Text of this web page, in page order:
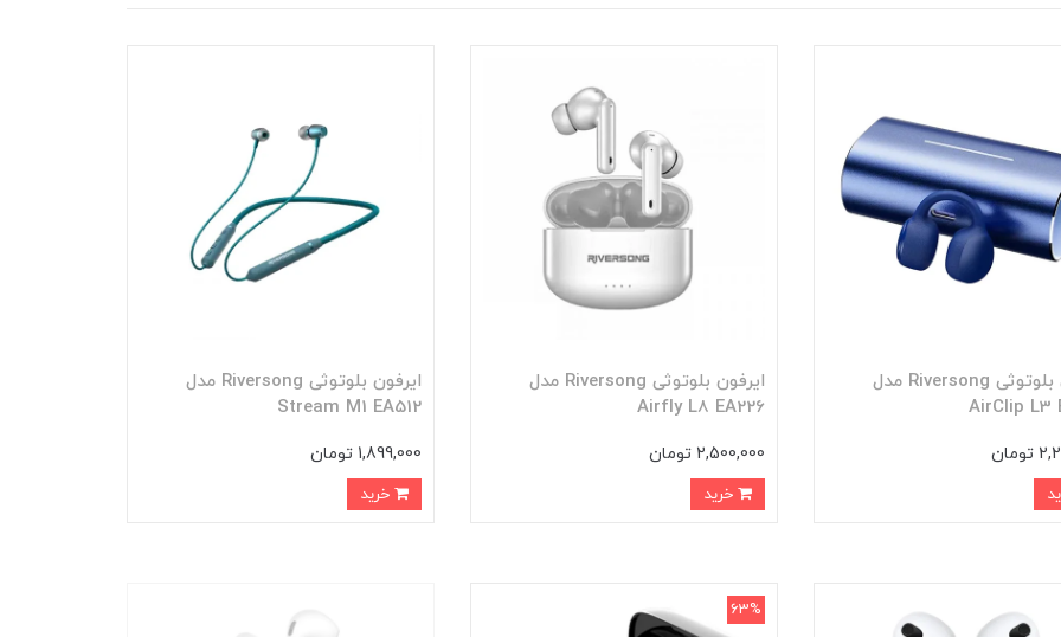
ایرفون بلوتوثی Riversong مدل
AirClip L3
ایرفون بلوتوثی Riversong مدل
Airfly L8 EA226
2,500,000 تومان
خرید
ایرفون بلوتوثی Riversong مدل
Stream M1 EA512
1,899,000 تومان
خرید
63%